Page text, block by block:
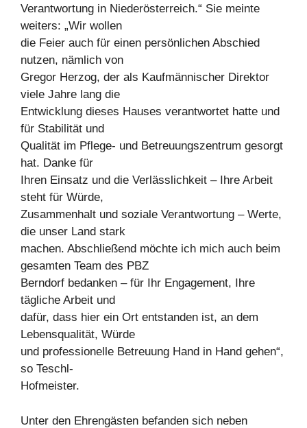
Verantwortung in Niederösterreich.“ Sie meinte
weiters: „Wir wollen
die Feier auch für einen persönlichen Abschied
nutzen, nämlich von
Gregor Herzog, der als Kaufmännischer Direktor
viele Jahre lang die
Entwicklung dieses Hauses verantwortet hatte und
für Stabilität und
Qualität im Pflege- und Betreuungszentrum gesorgt
hat. Danke für
Ihren Einsatz und die Verlässlichkeit – Ihre Arbeit
steht für Würde,
Zusammenhalt und soziale Verantwortung – Werte,
die unser Land stark
machen. Abschließend möchte ich mich auch beim
gesamten Team des PBZ
Berndorf bedanken – für Ihr Engagement, Ihre
tägliche Arbeit und
dafür, dass hier ein Ort entstanden ist, an dem
Lebensqualität, Würde
und professionelle Betreuung Hand in Hand gehen“,
so Teschl-
Hofmeister.
Unter den Ehrengästen befanden sich neben